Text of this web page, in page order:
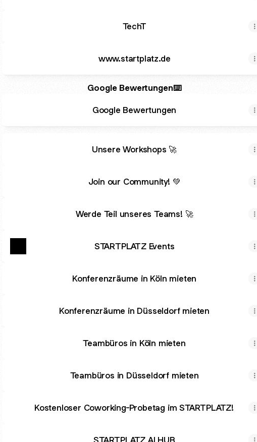
TechT
www.startplatz.de
Google Bewertungen⌨️
Google Bewertungen
Unsere Workshops 🚀
Join our Community! 💚
Werde Teil unseres Teams! 🚀
STARTPLATZ Events
Konferenzräume in Köln mieten
Konferenzräume in Düsseldorf mieten
Teambüros in Köln mieten
Teambüros in Düsseldorf mieten
Kostenloser Coworking-Probetag im STARTPLATZ!
STARTPLATZ AI HUB